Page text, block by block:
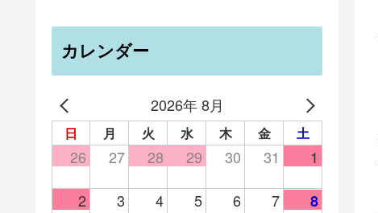
カレンダー
2026年 8月
日 月 火 水 木 金 土
26 27 28 29 30 31 1
2 3 4 5 6 7 8